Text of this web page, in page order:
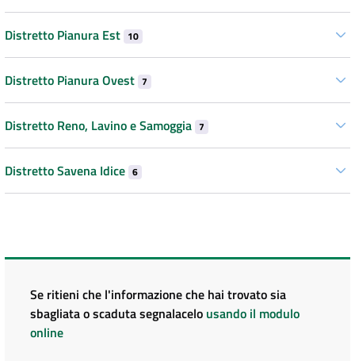
Distretto Pianura Est 10
Distretto Pianura Ovest 7
Distretto Reno, Lavino e Samoggia 7
Distretto Savena Idice 6
Se ritieni che l'informazione che hai trovato sia
sbagliata o scaduta segnalacelo usando il modulo
online